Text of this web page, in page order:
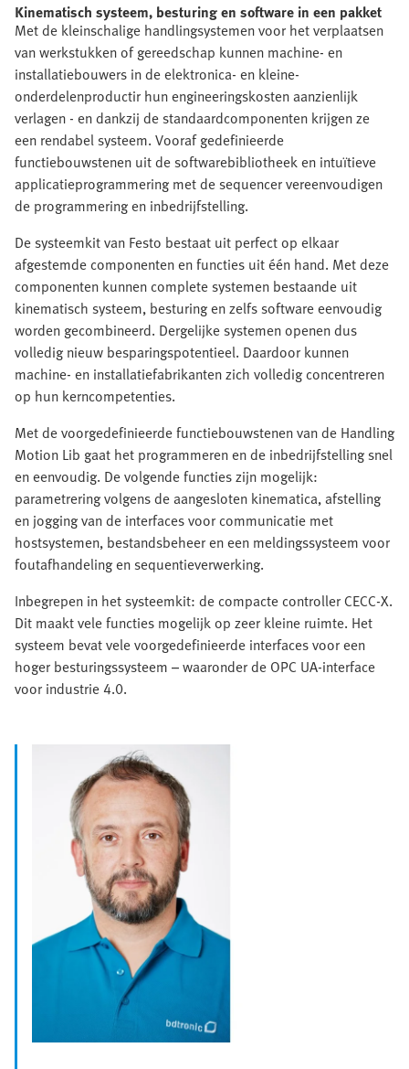
Kinematisch systeem, besturing en software in een pakket
Met de kleinschalige handlingsystemen voor het verplaatsen
van werkstukken of gereedschap kunnen machine- en
installatiebouwers in de elektronica- en kleine-
onderdelenproductir hun engineeringskosten aanzienlijk
verlagen - en dankzij de standaardcomponenten krijgen ze
een rendabel systeem. Vooraf gedefinieerde
functiebouwstenen uit de softwarebibliotheek en intuïtieve
applicatieprogrammering met de sequencer vereenvoudigen
de programmering en inbedrijfstelling.
De systeemkit van Festo bestaat uit perfect op elkaar
afgestemde componenten en functies uit één hand. Met deze
componenten kunnen complete systemen bestaande uit
kinematisch systeem, besturing en zelfs software eenvoudig
worden gecombineerd. Dergelijke systemen openen dus
volledig nieuw besparingspotentieel. Daardoor kunnen
machine- en installatiefabrikanten zich volledig concentreren
op hun kerncompetenties.
Met de voorgedefinieerde functiebouwstenen van de Handling
Motion Lib gaat het programmeren en de inbedrijfstelling snel
en eenvoudig. De volgende functies zijn mogelijk:
parametrering volgens de aangesloten kinematica, afstelling
en jogging van de interfaces voor communicatie met
hostsystemen, bestandsbeheer en een meldingssysteem voor
foutafhandeling en sequentieverwerking.
Inbegrepen in het systeemkit: de compacte controller CECC-X.
Dit maakt vele functies mogelijk op zeer kleine ruimte. Het
systeem bevat vele voorgedefinieerde interfaces voor een
hoger besturingssysteem – waaronder de OPC UA-interface
voor industrie 4.0.